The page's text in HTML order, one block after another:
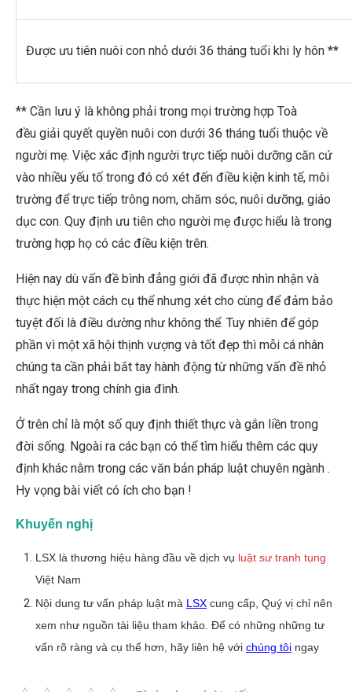
Được ưu tiên nuôi con nhỏ dưới 36 tháng tuổi khi ly hôn **
** Cần lưu ý là không phải trong mọi trường hợp Toà
đều giải quyết quyền nuôi con dưới 36 tháng tuổi thuộc về
người mẹ. Việc xác định người trực tiếp nuôi dưỡng căn cứ
vào nhiều yếu tố trong đó có xét đến điều kiện kinh tế, môi
trường để trực tiếp trông nom, chăm sóc, nuôi dưỡng, giáo
dục con. Quy định ưu tiên cho người mẹ được hiểu là trong
trường hợp họ có các điều kiện trên.
Hiện nay dù vấn đề bình đẳng giới đã được nhìn nhận và
thực hiện một cách cụ thể nhưng xét cho cùng để đảm bảo
tuyệt đối là điều dường như không thể. Tuy nhiên để góp
phần vì một xã hội thịnh vượng và tốt đẹp thì mỗi cá nhân
chúng ta cần phải bắt tay hành động từ những vấn đề nhỏ
nhất ngay trong chính gia đình.
Ở trên chỉ là một số quy định thiết thực và gắn liền trong
đời sống. Ngoài ra các bạn có thể tìm hiểu thêm các quy
định khác nằm trong các văn bản pháp luật chuyên ngành .
Hy vọng bài viết có ích cho bạn !
Khuyến nghị
LSX là thương hiệu hàng đầu về dịch vụ luật sư tranh tụng
Việt Nam
Nội dung tư vấn pháp luật mà LSX cung cấp, Quý vị chỉ nên
xem như nguồn tài liệu tham khảo. Để có những những tư
vấn rõ ràng và cụ thể hơn, hãy liên hệ với chúng tôi ngay